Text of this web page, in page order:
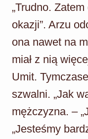
„Trudno.
okazji”. Arzu
ona nawet na
miał z nią
Umit.
szwalni. „Jak
mężczyzna. –
„Jesteśmy